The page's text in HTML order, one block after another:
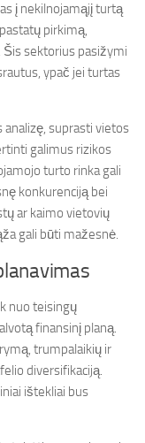
į nekilnojamąjį turtą
pirkimą,
sektorius pasižymi
ypač jei turtas
suprasti vietos
galimus rizikos
turto rinka gali
konkurenciją bei
ar kaimo vietovių
gali būti mažesnė.
nuo teisingų
finansinį planą.
trumpalaikių ir
diversifikaciją.
ištekliai bus